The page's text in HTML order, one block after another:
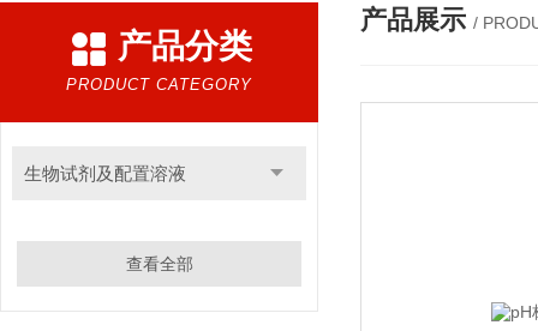
产品分类
PRODUCT CATEGORY
生物试剂及配置溶液
查看全部
产品展示 /